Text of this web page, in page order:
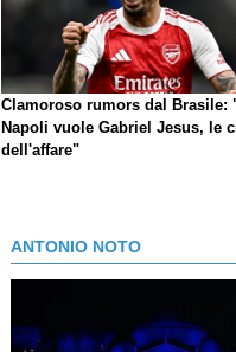
Clamoroso rumors dal Brasile:
Napoli vuole Gabriel Jesus, le
dell'affare"
ANTONIO NOTO